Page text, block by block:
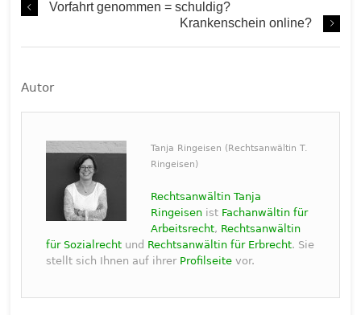
Vorfahrt genommen = schuldig?
Krankenschein online?
Autor
Tanja Ringeisen (Rechtsanwältin T.
Ringeisen)
Rechtsanwältin Tanja
Ringeisen ist Fachanwältin für
Arbeitsrecht, Rechtsanwältin
für Sozialrecht und Rechtsanwältin für Erbrecht. Sie
stellt sich Ihnen auf ihrer Profilseite vor.